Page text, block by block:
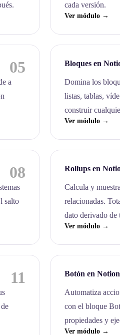
cada versión.
Ver módulo →
05
a
Bloques en
Domina los
listas, tablas,
construir
Ver módulo →
08
salto
Rollups en
Calcula y
relacionadas.
dato derivado de
Ver módulo →
11 Botón en Notion
Automatiza
con el bloque
propiedades y
Ver módulo →